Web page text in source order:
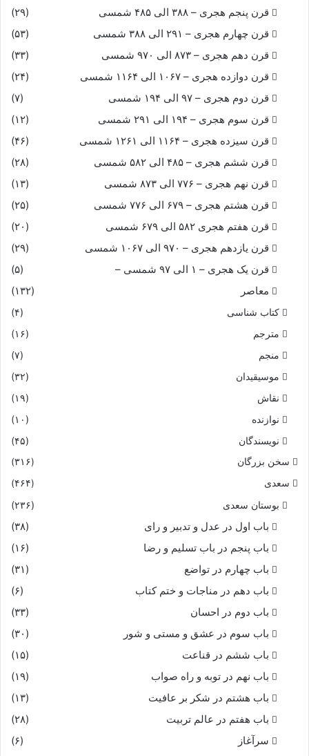
قرن پنجم هجری – ۳۸۸ الی ۴۸۵ شمسی
(۲۹)
قرن چهارم هجری – ۲۹۱ الی ۳۸۸ شمسی
(۵۳)
قرن دهم هجری – ۸۷۳ الی ۹۷۰ شمسی
(۳۳)
قرن دوازده هجری – ۱۰۶۷ الی ۱۱۶۴ شمسی
(۲۴)
قرن دوم هجری – ۹۷ الی ۱۹۴ شمسی
(۷)
قرن سوم هجری – ۱۹۴ الی ۲۹۱ شمسی
(۱۲)
قرن سیزده هجری – ۱۱۶۴ الی ۱۲۶۱ شمسی
(۴۶)
قرن ششم هجری – ۴۸۵ الی ۵۸۲ شمسی
(۲۸)
قرن نهم هجری – ۷۷۶ الی ۸۷۳ شمسی
(۱۳)
قرن هشتم هجری – ۶۷۹ الی ۷۷۶ شمسی
(۲۵)
قرن هفتم هجری ۵۸۲ الی ۶۷۹ شمسی
(۲۰)
قرن یازدهم هجری – ۹۷۰ الی ۱۰۶۷ شمسی
(۲۹)
قرن یک هجری – ۱ الی ۹۷ شمسی –
(۵)
معاصر
(۱۳۲)
کتاب شناسی
(۴)
مترجم
(۱۶)
منجم
(۷)
موسیقیدان
(۳۲)
نقاش
(۱۹)
نوازنده
(۱۰)
نویسندگان
(۴۵)
سخن بزرگان
(۳۱۶)
سعدی
(۴۶۴)
بوستان سعدی (۲۳۶)
باب اول در عدل و تدبیر و رای
(۳۸)
باب پنجم در باب تسلیم و رضا
(۱۶)
باب چهارم در تواضع
(۳۱)
باب دهم در مناجات و ختم کتاب
(۶)
باب دوم در احسان
(۳۳)
باب سوم در عشق و مستی و شور
(۳۰)
باب ششم در قناعت
(۱۵)
باب نهم در توبه و راه صواب
(۱۹)
باب هشتم در شکر بر عافیت
(۱۳)
باب هفتم در عالم تربیت
(۲۸)
سرآغاز
(۶)